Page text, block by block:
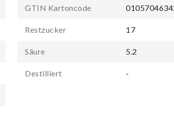
GTIN Kartoncode
Restzucker 17
Säure 5.2
Destilliert -